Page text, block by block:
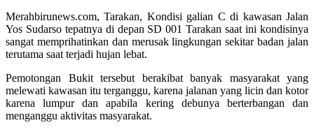
Merahbirunews.com, Tarakan, Kondisi galian C di kawasan Jalan
Yos Sudarso tepatnya di depan SD 001 Tarakan saat ini kondisinya
sangat memprihatinkan dan merusak lingkungan sekitar badan jalan
terutama saat terjadi hujan lebat.
Pemotongan Bukit tersebut berakibat banyak masyarakat yang
melewati kawasan itu terganggu, karena jalanan yang licin dan kotor
karena lumpur dan apabila kering debunya berterbangan dan
menganggu aktivitas masyarakat.